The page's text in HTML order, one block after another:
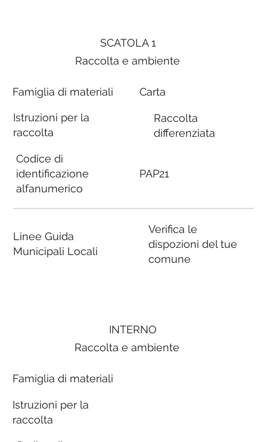
SCATOLA 1
Raccolta e ambiente
Famiglia di materiali
Istruzioni per la
raccolta
Codice di
identificazione
alfanumerico
Linee Guida
Municipali Locali
Carta
Raccolta
differenziata
PAP21
Verifica le
dispozioni del tue
comune
INTERNO
Raccolta e ambiente
Famiglia di materiali
Istruzioni per la
raccolta